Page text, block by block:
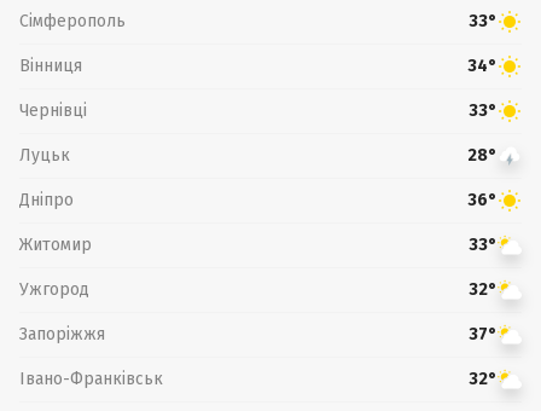
Сімферополь 33°
Вінниця 34°
Чернівці 33°
Луцьк 28°
Дніпро 36°
Житомир 33°
Ужгород 32°
Запоріжжя 37°
Івано-Франківськ 32°